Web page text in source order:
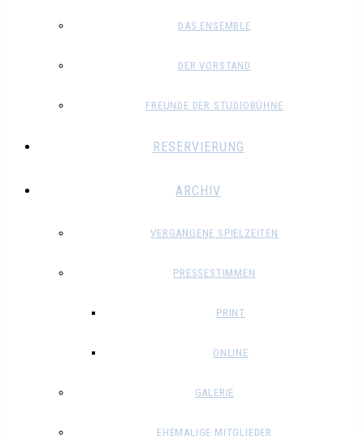
DAS ENSEMBLE
DER VORSTAND
FREUNDE DER STUDIOBÜHNE
RESERVIERUNG
ARCHIV
VERGANGENE SPIELZEITEN
PRESSESTIMMEN
PRINT
ONLINE
GALERIE
EHEMALIGE MITGLIEDER